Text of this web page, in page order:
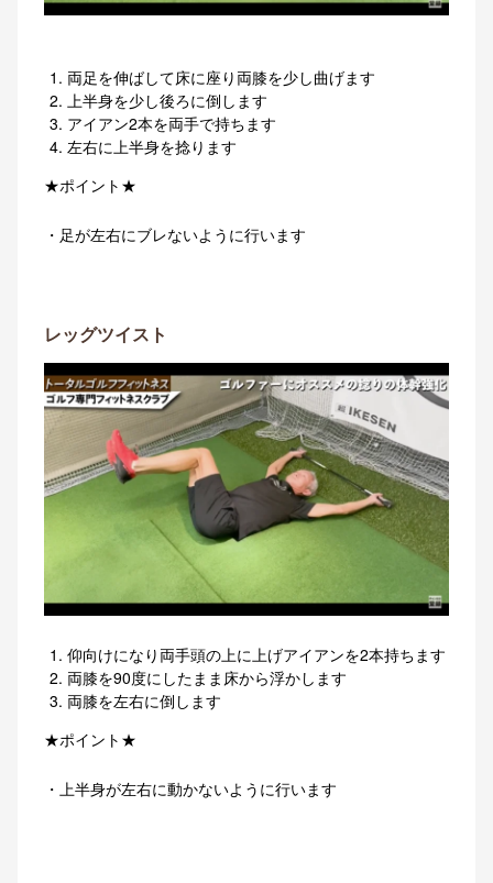
両足を伸ばして床に座り両膝を少し曲げます
上半身を少し後ろに倒します
アイアン2本を両手で持ちます
左右に上半身を捻ります
★ポイント★
・足が左右にブレないように行います
レッグツイスト
仰向けになり両手頭の上に上げアイアンを2本持ちます
両膝を90度にしたまま床から浮かします
両膝を左右に倒します
★ポイント★
・上半身が左右に動かないように行います